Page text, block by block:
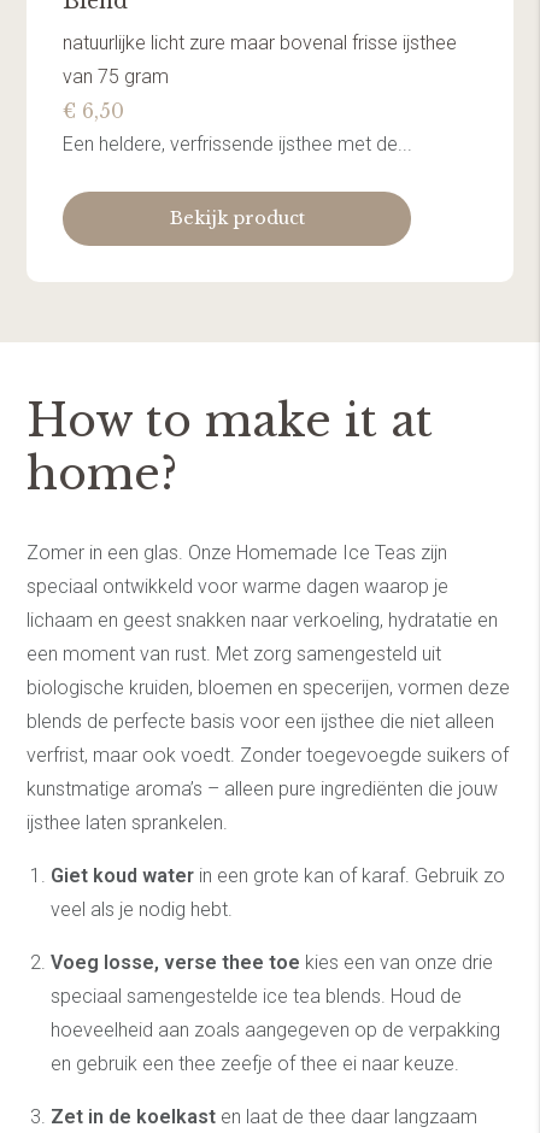
natuurlijke licht zure maar bovenal frisse ijsthee
van 75 gram
€ 6,50
Een heldere, verfrissende ijsthee met de...
Bekijk product
How to make it at
home?
Zomer in een glas. Onze Homemade Ice Teas zijn
speciaal ontwikkeld voor warme dagen waarop je
lichaam en geest snakken naar verkoeling, hydratatie en
een moment van rust. Met zorg samengesteld uit
biologische kruiden, bloemen en specerijen, vormen deze
blends de perfecte basis voor een ijsthee die niet alleen
verfrist, maar ook voedt. Zonder toegevoegde suikers of
kunstmatige aroma’s – alleen pure ingrediënten die jouw
ijsthee laten sprankelen.
Giet koud water in een grote kan of karaf. Gebruik zo
veel als je nodig hebt.
Voeg losse, verse thee toe kies een van onze drie
speciaal samengestelde ice tea blends. Houd de
hoeveelheid aan zoals aangegeven op de verpakking
en gebruik een thee zeefje of thee ei naar keuze.
Zet in de koelkast en laat de thee daar langzaam